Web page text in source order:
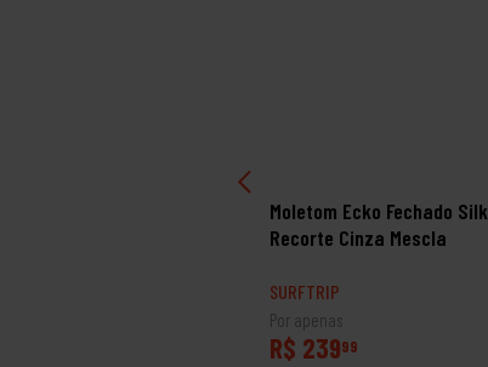
Moletom Ecko Fechado Silk
Recorte Cinza Mescla
SURFTRIP
Por apenas
R$ 23999